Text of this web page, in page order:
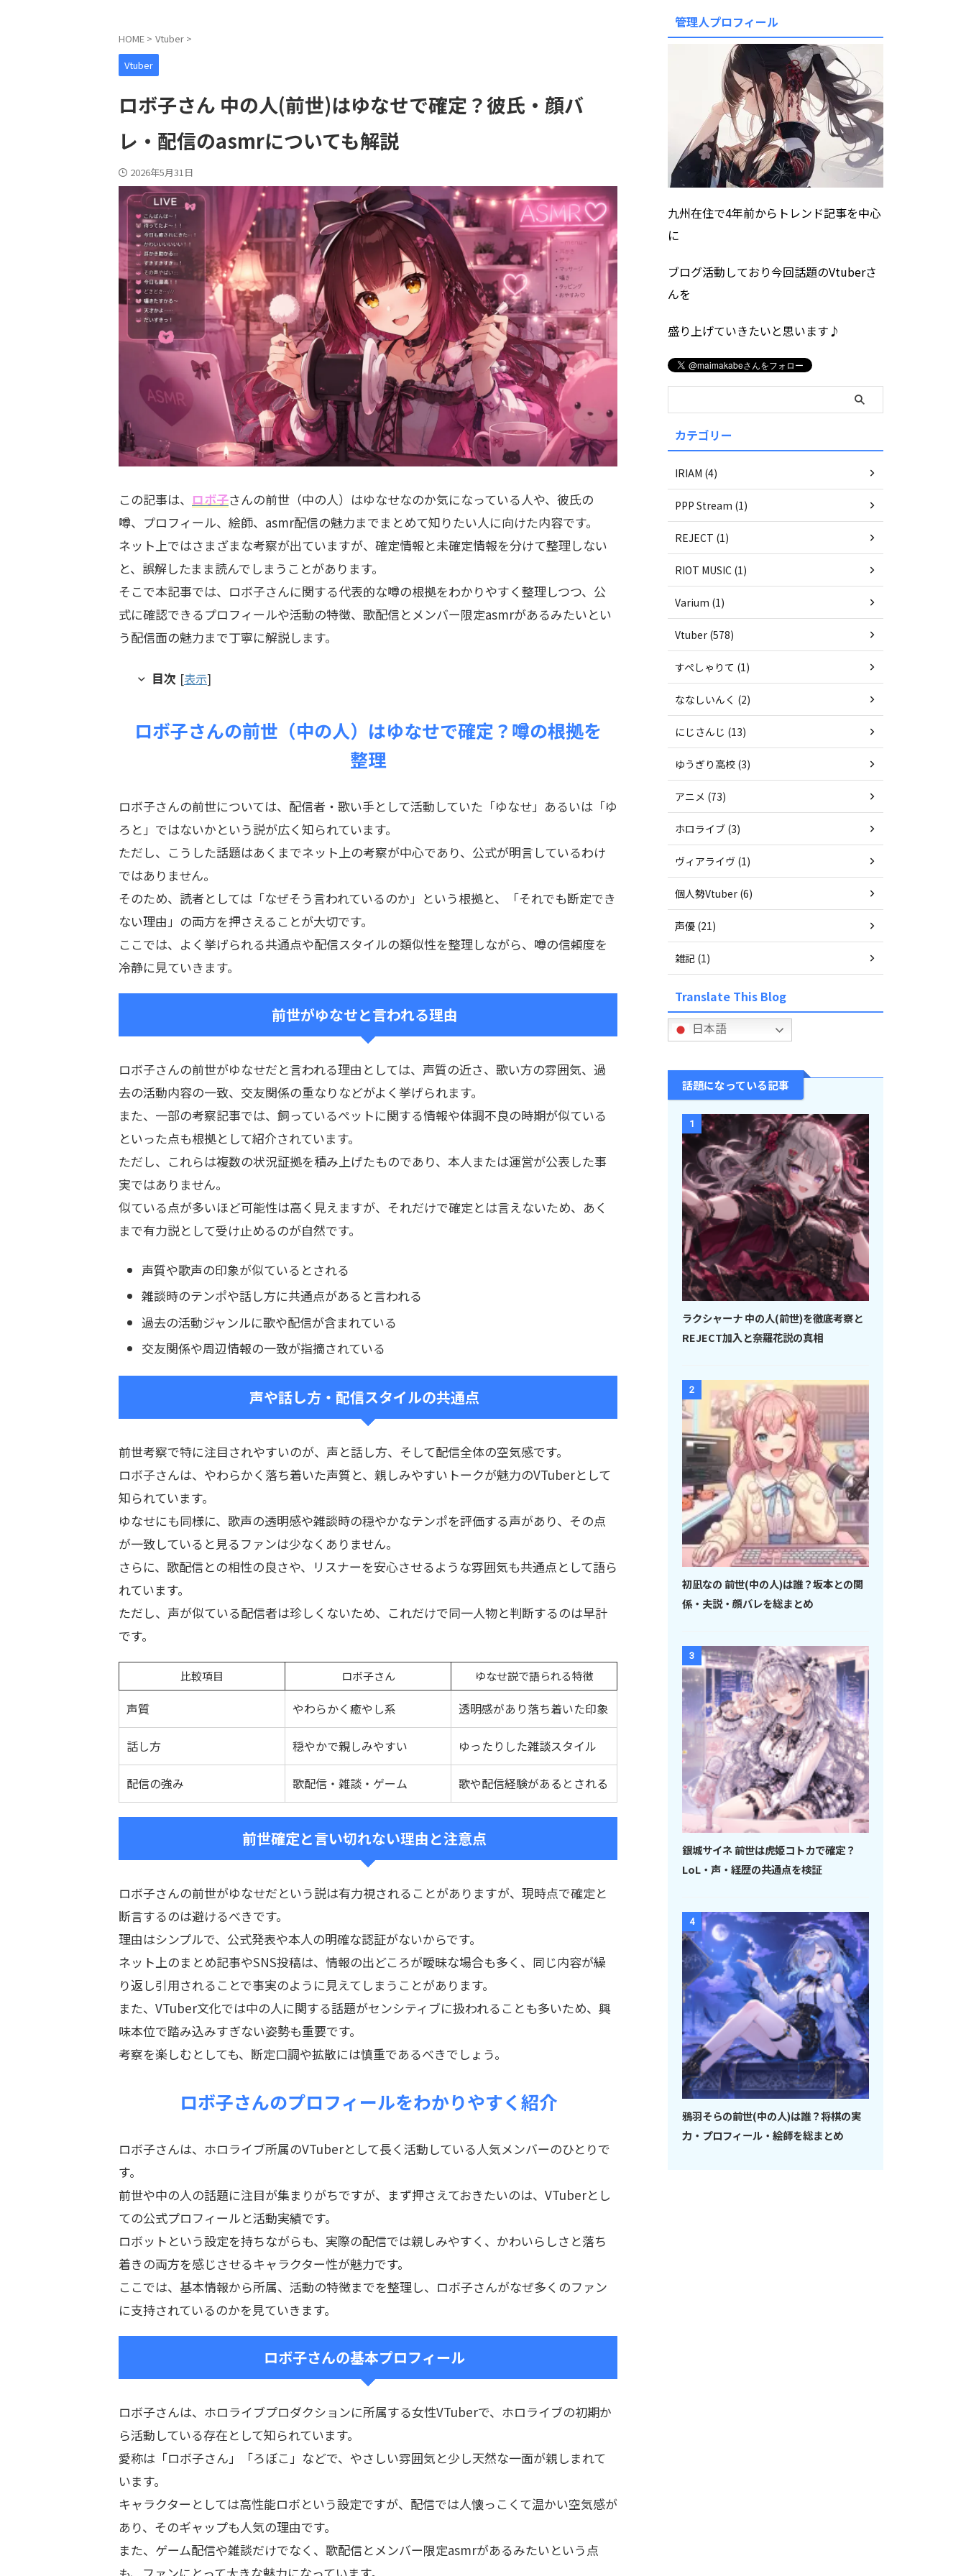
HOME > Vtuber >
Vtuber
ロボ子さん 中の人(前世)はゆなせで確定？彼氏・顔バ
レ・配信のasmrについても解説
2026年5月31日
この記事は、 ロボ子さんの前世（中の人）はゆなせなのか気になっている人や、彼氏の
噂、プロフィール、絵師、asmr配信の魅力までまとめて知りたい人に向けた内容です。
ネット上ではさまざまな考察が出ていますが、確定情報と未確定情報を分けて整理しない
と、誤解したまま読んでしまうことがあります。
そこで本記事では、ロボ子さんに関する代表的な噂の根拠をわかりやすく整理しつつ、公
式に確認できるプロフィールや活動の特徴、歌配信とメンバー限定asmrがあるみたいとい
う配信面の魅力まで丁寧に解説します。
目次 [表示]
ロボ子さんの前世（中の人）はゆなせで確定？噂の根拠を
整理
ロボ子さんの前世については、配信者・歌い手として活動していた「ゆなせ」あるいは「ゆ
ろと」ではないかという説が広く知られています。
ただし、こうした話題はあくまでネット上の考察が中心であり、公式が明言しているわけ
ではありません。
そのため、読者としては「なぜそう言われているのか」という根拠と、「それでも断定でき
ない理由」の両方を押さえることが大切です。
ここでは、よく挙げられる共通点や配信スタイルの類似性を整理しながら、噂の信頼度を
冷静に見ていきます。
前世がゆなせと言われる理由
ロボ子さんの前世がゆなせだと言われる理由としては、声質の近さ、歌い方の雰囲気、過
去の活動内容の一致、交友関係の重なりなどがよく挙げられます。
また、一部の考察記事では、飼っているペットに関する情報や体調不良の時期が似ている
といった点も根拠として紹介されています。
ただし、これらは複数の状況証拠を積み上げたものであり、本人または運営が公表した事
実ではありません。
似ている点が多いほど可能性は高く見えますが、それだけで確定とは言えないため、あく
まで有力説として受け止めるのが自然です。
声質や歌声の印象が似ているとされる
雑談時のテンポや話し方に共通点があると言われる
過去の活動ジャンルに歌や配信が含まれている
交友関係や周辺情報の一致が指摘されている
声や話し方・配信スタイルの共通点
前世考察で特に注目されやすいのが、声と話し方、そして配信全体の空気感です。
ロボ子さんは、やわらかく落ち着いた声質と、親しみやすいトークが魅力のVTuberとして
知られています。
ゆなせにも同様に、歌声の透明感や雑談時の穏やかなテンポを評価する声があり、その点
が一致していると見るファンは少なくありません。
さらに、歌配信との相性の良さや、リスナーを安心させるような雰囲気も共通点として語ら
れています。
ただし、声が似ている配信者は珍しくないため、これだけで同一人物と判断するのは早計
です。
比較項目 ロボ子さん ゆなせ説で語られる特徴
声質 やわらかく癒やし系 透明感があり落ち着いた印象
話し方 穏やかで親しみやすい ゆったりした雑談スタイル
配信の強み 歌配信・雑談・ゲーム 歌や配信経験があるとされる
前世確定と言い切れない理由と注意点
ロボ子さんの前世がゆなせだという説は有力視されることがありますが、現時点で確定と
断言するのは避けるべきです。
理由はシンプルで、公式発表や本人の明確な認証がないからです。
ネット上のまとめ記事やSNS投稿は、情報の出どころが曖昧な場合も多く、同じ内容が繰
り返し引用されることで事実のように見えてしまうことがあります。
また、VTuber文化では中の人に関する話題がセンシティブに扱われることも多いため、興
味本位で踏み込みすぎない姿勢も重要です。
考察を楽しむとしても、断定口調や拡散には慎重であるべきでしょう。
ロボ子さんのプロフィールをわかりやすく紹介
ロボ子さんは、ホロライブ所属のVTuberとして長く活動している人気メンバーのひとりで
す。
前世や中の人の話題に注目が集まりがちですが、まず押さえておきたいのは、VTuberとし
ての公式プロフィールと活動実績です。
ロボットという設定を持ちながらも、実際の配信では親しみやすく、かわいらしさと落ち
着きの両方を感じさせるキャラクター性が魅力です。
ここでは、基本情報から所属、活動の特徴までを整理し、ロボ子さんがなぜ多くのファン
に支持されているのかを見ていきます。
ロボ子さんの基本プロフィール
ロボ子さんは、ホロライブプロダクションに所属する女性VTuberで、ホロライブの初期か
ら活動している存在として知られています。
愛称は「ロボ子さん」「ろぼこ」などで、やさしい雰囲気と少し天然な一面が親しまれて
います。
キャラクターとしては高性能ロボという設定ですが、配信では人懐っこくて温かい空気感が
あり、そのギャップも人気の理由です。
また、ゲーム配信や雑談だけでなく、歌配信とメンバー限定asmrがあるみたいという点
管理人プロフィール
九州在住で4年前からトレンド記事を中心
に
ブログ活動しており今回話題のVtuberさ
んを
盛り上げていきたいと思います♪
カテゴリー
IRIAM (4)
PPP Stream (1)
REJECT (1)
RIOT MUSIC (1)
Varium (1)
Vtuber (578)
すぺしゃりて (1)
ななしいんく (2)
にじさんじ (13)
ゆうぎり高校 (3)
アニメ (73)
ホロライブ (3)
ヴィアライヴ (1)
個人勢Vtuber (6)
声優 (21)
雑記 (1)
Translate This Blog
日本語
話題になっている記事
1
ラクシャーナ 中の人(前世)を徹底考察と
REJECT加入と奈羅花説の真相
2
初凪なの 前世(中の人)は誰？坂本との関
係・夫説・顔バレを総まとめ
3
銀城サイネ 前世は虎姫コトカで確定？
LoL・声・経歴の共通点を検証
4
鴉羽そらの前世(中の人)は誰？将棋の実
力・プロフィール・絵師を総まとめ